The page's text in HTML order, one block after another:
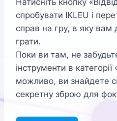
Натисніть кнопку
спробувати IKLEU і
справ на гру, в яку вам
грати.
Поки ви там, не
інструменти в категорії
можливо, ви знайдете
секретну зброю для